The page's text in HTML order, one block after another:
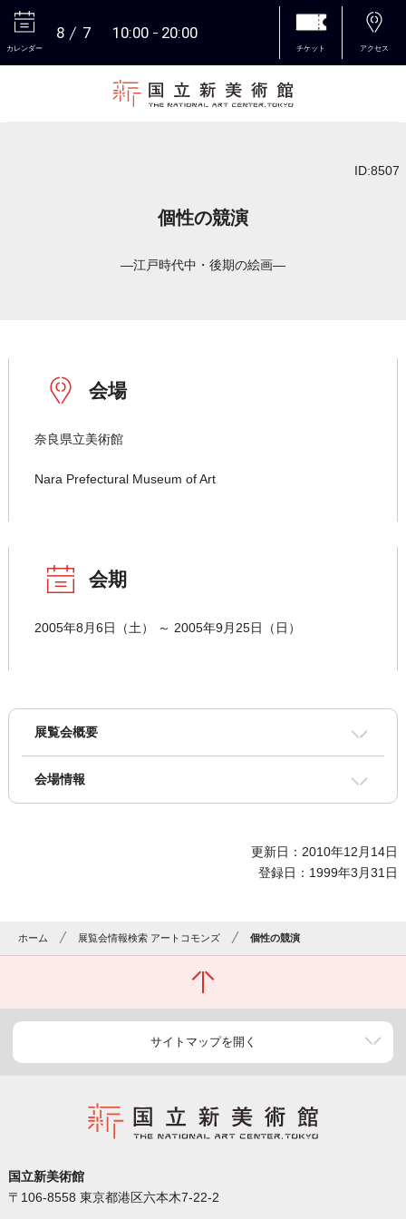
カレンダー
8 7 10:00 20:00
チケット アクセス
ID:8507
個性の競演
―江戸時代中・後期の絵画―
会場
奈良県立美術館
Nara Prefectural Museum of Art
会期
2005年8月6日（土） ～ 2005年9月25日（日）
展覧会概要
会場情報
更新日：2010年12月14日
登録日：1999年3月31日
ホーム 展覧会情報検索 アートコモンズ 個性の競演
サイトマップを開く
国立新美術館
〒106-8558 東京都港区六本木7-22-2